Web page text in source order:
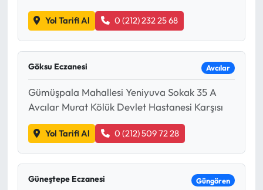
Yol Tarifi Al 0 (212) 232 25 68
Göksu Eczanesi Avcılar
Gümüşpala Mahallesi Yeniyuva Sokak 35 A
Avcılar Murat Kölük Devlet Hastanesi Karşısı
Yol Tarifi Al 0 (212) 509 72 28
Güneştepe Eczanesi Güngören